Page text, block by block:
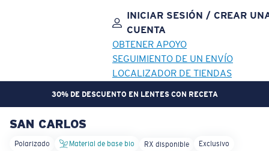
INICIAR SESIÓN / CREAR
CUENTA
OBTENER APOYO
SEGUIMIENTO DE UN ENVÍO
LOCALIZADOR DE TIENDAS
30% DE DESCUENTO EN LENTES CON RECETA
OBJETIVO ACTUALIZADO
SAN CARLOS
Polarizado Material de base bio RX disponible Exclusivo